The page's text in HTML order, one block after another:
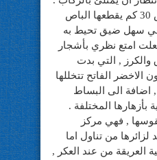
الطريق الى مدينة نابلس 30 كم يقطعها الباص
سهل ضيق تحيط به
امتع نظري بأشجار
والكرز , التي بدت
الاخضر الفاتح تتخللها
, اضافة الى البساط
بأزهارها المختلفة .
, فهي مركز
من تناول اما
العريقة من عند العكر ,